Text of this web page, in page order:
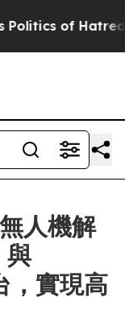
of Hatred” The
人機解
與
實現高